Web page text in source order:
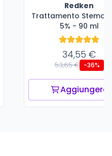
Redken
Trattamento
5% - 90 ml
34,55 €
53,65 € -36%
Aggiungere